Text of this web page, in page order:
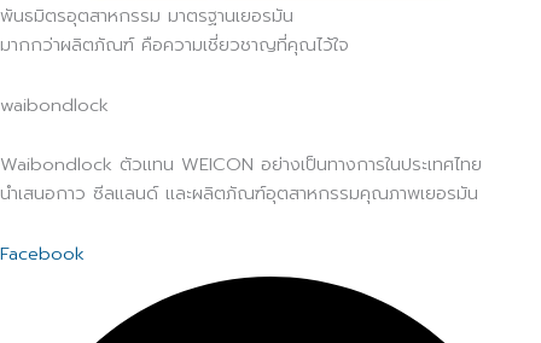
พันธมิตรอุตสาหกรรม มาตรฐานเยอรมัน
มากกว่าผลิตภัณฑ์ คือความเชี่ยวชาญที่คุณไว้ใจ
waibondlock
Waibondlock ตัวแทน WEICON อย่างเป็นทางการในประเทศไทย
นำเสนอกาว ซีลแลนด์ และผลิตภัณฑ์อุตสาหกรรมคุณภาพเยอรมัน
Facebook